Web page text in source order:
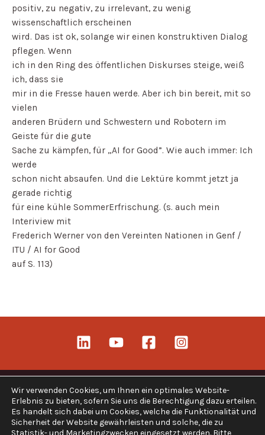
positiv, zu negativ, zu irrelevant, zu wenig
wissenschaftlich erscheinen
wird. Das ist ok, solange wir einen konstruktiven Dialog
pflegen. Wenn
ich in den Ring des öffentlichen Diskurses steige, weiß
ich, dass sie
mir in die Fresse hauen werde. Aber ich bin bereit, mit so
vielen
anderen Brüdern und Schwestern und Robotern im
Geiste für die gute
Sache zu kämpfen, für „AI for Good”. Wie auch immer: Ich
werde
schon nicht absaufen. Und die Lektüre kommt jetzt ja
gerade richtig
für eine kühle SommerErfrischung. (s. auch mein
Interiview mit
Frederich Werner von den Vereinten Nationen in Genf /
ITU / AI for Good
auf S. 113)
Copyright © 2026 Alles KI
Wir verwenden Cookies, um Ihnen ein optimales Website-
Erlebnis zu bieten, sofern Sie uns die Berechtigung dazu erteilen.
Es handelt sich dabei um Cookies, welche die Funktionalität und
Sicherheit der Website gewährleisten und solche, die zu
Statistik- und Marketingzwecken eingesetzt werden. Bitte